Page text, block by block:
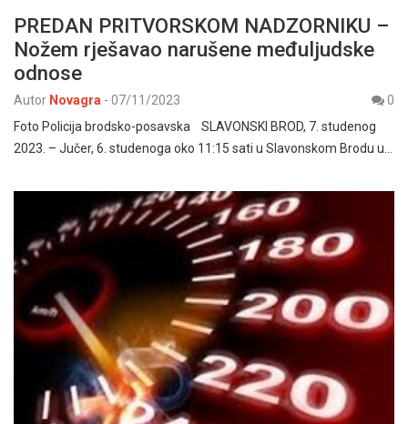
PREDAN PRITVORSKOM NADZORNIKU –
Nožem rješavao narušene međuljudske
odnose
Autor Novagra - 07/11/2023
0
Foto Policija brodsko-posavska SLAVONSKI BROD, 7. studenog
2023. – Jučer, 6. studenoga oko 11:15 sati u Slavonskom Brodu u…